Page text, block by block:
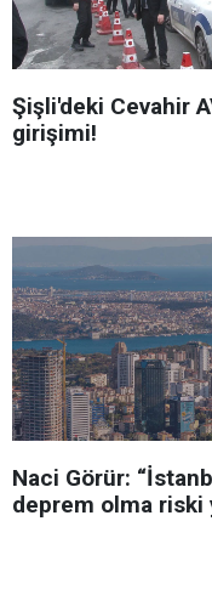
Şişli'deki Cevahir
girişimi!
Naci Görür:
deprem olma riski